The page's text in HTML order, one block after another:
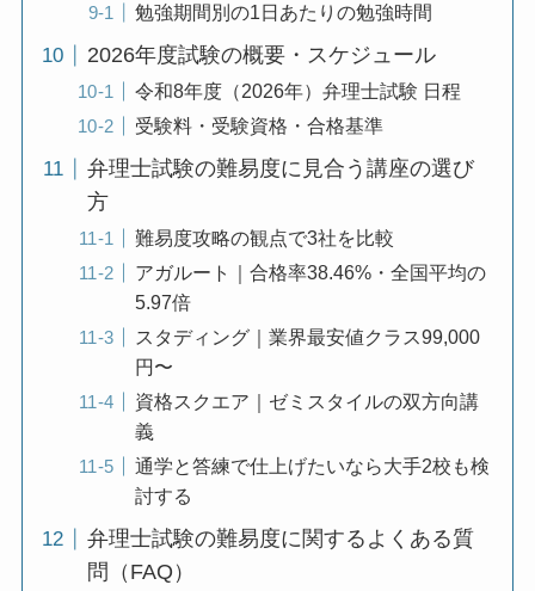
勉強期間別の1日あたりの勉強時間
2026年度試験の概要・スケジュール
令和8年度（2026年）弁理士試験 日程
受験料・受験資格・合格基準
弁理士試験の難易度に見合う講座の選び
方
難易度攻略の観点で3社を比較
アガルート｜合格率38.46%・全国平均の
5.97倍
スタディング｜業界最安値クラス99,000
円〜
資格スクエア｜ゼミスタイルの双方向講
義
通学と答練で仕上げたいなら大手2校も検
討する
弁理士試験の難易度に関するよくある質
問（FAQ）